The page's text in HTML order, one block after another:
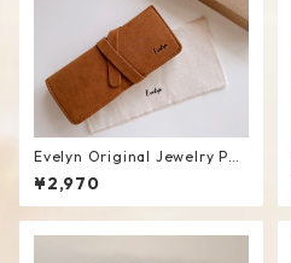
Evelyn Original Jewelry Pou
ch
¥2,970